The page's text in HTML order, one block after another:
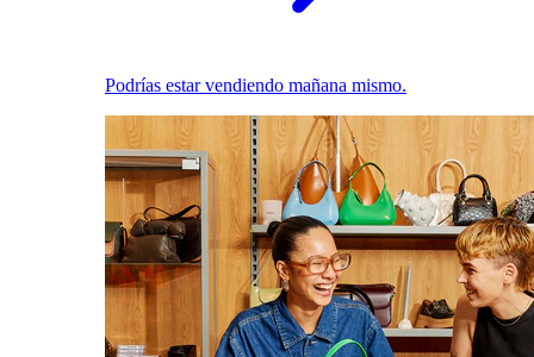
Podrías estar vendiendo mañana mismo.